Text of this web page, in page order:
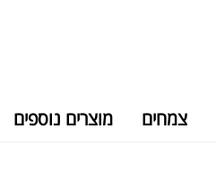
צמחים מוצרים נוספים